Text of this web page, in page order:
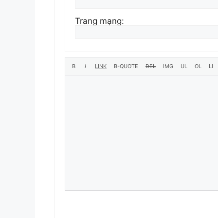
Trang mạng: